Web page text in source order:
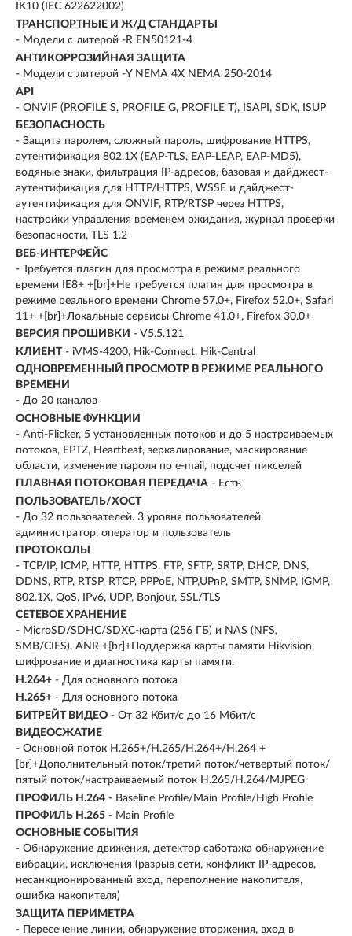
IK10 (IEC 622622002)
ТРАНСПОРТНЫЕ И Ж/Д СТАНДАРТЫ
- Модели с литерой -R EN50121-4
АНТИКОРРОЗИЙНАЯ ЗАЩИТА
- Модели с литерой -Y NEMA 4X NEMA 250-2014
API
- ONVIF (PROFILE S, PROFILE G, PROFILE T), ISAPI, SDK, ISUP
БЕЗОПАСНОСТЬ
- Защита паролем, сложный пароль, шифрование HTTPS,
аутентификация 802.1X (EAP-TLS, EAP-LEAP, EAP-MD5),
водяные знаки, фильтрация IP-адресов, базовая и дайджест-
аутентификация для HTTP/HTTPS, WSSE и дайджест-
аутентификация для ONVIF, RTP/RTSP через HTTPS,
настройки управления временем ожидания, журнал проверки
безопасности, TLS 1.2
ВЕБ-ИНТЕРФЕЙС
- Требуется плагин для просмотра в режиме реального
времени IE8+ +[br]+Не требуется плагин для просмотра в
режиме реального времени Chrome 57.0+, Firefox 52.0+, Safari
11+ +[br]+Локальные сервисы Chrome 41.0+, Firefox 30.0+
ВЕРСИЯ ПРОШИВКИ - V5.5.121
КЛИЕНТ - iVMS-4200, Hik-Connect, Hik-Central
ОДНОВРЕМЕННЫЙ ПРОСМОТР В РЕЖИМЕ РЕАЛЬНОГО
ВРЕМЕНИ
- До 20 каналов
ОСНОВНЫЕ ФУНКЦИИ
- Anti-Flicker, 5 установленных потоков и до 5 настраиваемых
потоков, EPTZ, Heartbeat, зеркалирование, маскирование
области, изменение пароля по e-mail, подсчет пикселей
ПЛАВНАЯ ПОТОКОВАЯ ПЕРЕДАЧА - Есть
ПОЛЬЗОВАТЕЛЬ/ХОСТ
- До 32 пользователей. 3 уровня пользователей
администратор, оператор и пользователь
ПРОТОКОЛЫ
- TCP/IP, ICMP, HTTP, HTTPS, FTP, SFTP, SRTP, DHCP, DNS,
DDNS, RTP, RTSP, RTCP, PPPoE, NTP,UPnP, SMTP, SNMP, IGMP,
802.1X, QoS, IPv6, UDP, Bonjour, SSL/TLS
СЕТЕВОЕ ХРАНЕНИЕ
- MicroSD/SDHC/SDXC-карта (256 ГБ) и NAS (NFS,
SMB/CIFS), ANR +[br]+Поддержка карты памяти Hikvision,
шифрование и диагностика карты памяти.
H.264+ - Для основного потока
H.265+ - Для основного потока
БИТРЕЙТ ВИДЕО - От 32 Кбит/с до 16 Мбит/с
ВИДЕОСЖАТИЕ
- Основной поток H.265+/H.265/H.264+/H.264 +
[br]+Дополнительный поток/третий поток/четвертый поток/
пятый поток/настраиваемый поток H.265/H.264/MJPEG
ПРОФИЛЬ H.264 - Baseline Profile/Main Profile/High Profile
ПРОФИЛЬ H.265 - Main Profile
ОСНОВНЫЕ СОБЫТИЯ
- Обнаружение движения, детектор саботажа обнаружение
вибрации, исключения (разрыв сети, конфликт IP-адресов,
несанкционированный вход, переполнение накопителя,
ошибка накопителя)
ЗАЩИТА ПЕРИМЕТРА
- Пересечение линии, обнаружение вторжения, вход в